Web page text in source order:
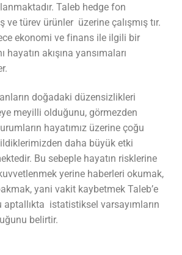
Taleb hedge fon
ve türev ürünler üzerine çalışmış tır.
ekonomi ve finans ile ilgili bir
hayatın akışına yansımaları
doğadaki düzensizlikleri
meyilli olduğunu, görmezden
hayatımız üzerine çoğu
daha büyük etki
Bu sebeple hayatın risklerine
yerine haberleri okumak,
yani vakit kaybetmek Taleb’e
aptallıkta istatistiksel varsayımların
belirtir.